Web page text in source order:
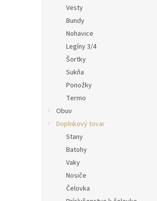
Vesty
Bundy
Nohavice
Legíny 3/4
Šortky
Sukňa
Ponožky
Termo
Obuv
Doplnkový tovar
Stany
Batohy
Vaky
Nosiče
Čelovka